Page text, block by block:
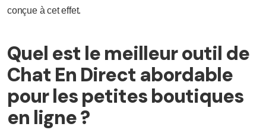
conçue à cet effet.
Quel est le meilleur outil de
Chat En Direct abordable
pour les petites boutiques
en ligne ?